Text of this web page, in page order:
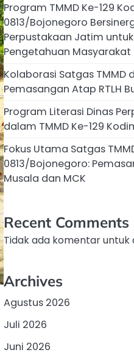
Program TMMD Ke-129
0813/Bojonegoro
Perpustakaan Jatim
Pengetahuan Masyarakat
Kolaborasi Satgas TMMD
Pemasangan Atap RTLH
Program Literasi Dinas
dalam TMMD Ke-129
Fokus Utama Satgas
0813/Bojonegoro:
Musala dan MCK
Recent Comments
Tidak ada komentar untuk
Archives
Agustus 2026
Juli 2026
Juni 2026